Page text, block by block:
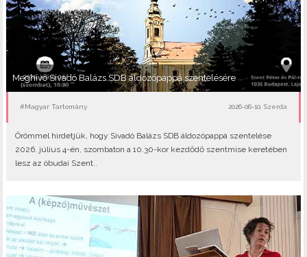
Meghívó Sivadó Balázs SDB áldozópappá szentelésére
#Magyar Tartomány 2026-06-10, Szerda
Örömmel hirdetjük, hogy Sivadó Balázs SDB áldozópappá szentelése
2026. július 4-én, szombaton a 10.30-kor kezdődő szentmise keretében
lesz az óbudai Szent..